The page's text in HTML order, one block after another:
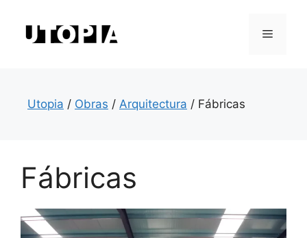
contenido
Menú
Utopia / Obras / Arquitectura / Fábricas
Fábricas